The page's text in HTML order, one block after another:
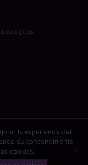
SL | Todos los
la experiencia del
su consentimiento
cookies.